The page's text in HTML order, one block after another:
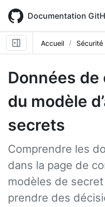
main
content
Documentation
Accueil
Données
du modèle
secrets
Comprendre les
dans la page de
modèles de
prendre des